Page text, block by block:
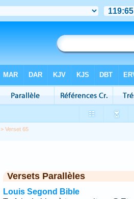
> Verset 65
Versets Parallèles
Louis Segond Bible